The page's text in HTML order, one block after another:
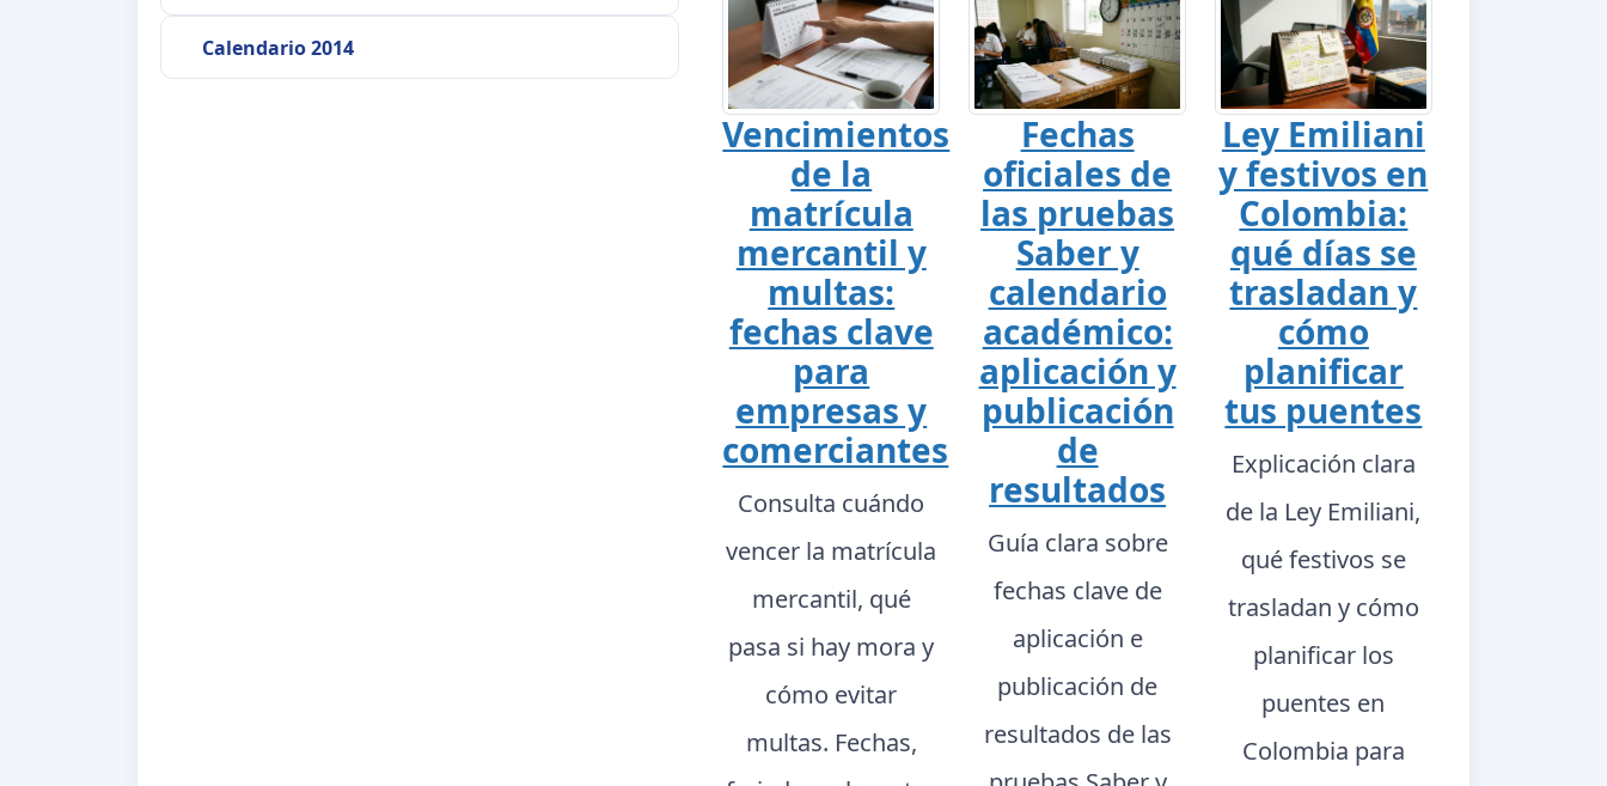
Calendario 2014
Vencimientos
de la
matrícula
mercantil y
multas:
fechas clave
para
empresas y
comerciantes
Consulta cuándo
vencer la matrícula
mercantil, qué
pasa si hay mora y
cómo evitar
multas. Fechas,
Fechas
oficiales de
las pruebas
Saber y
calendario
académico:
aplicación y
publicación
de
resultados
Guía clara sobre
fechas clave de
aplicación e
publicación de
resultados de las
Ley Emiliani
y festivos en
Colombia:
qué días se
trasladan y
cómo
planificar
tus puentes
Explicación clara
de la Ley Emiliani,
qué festivos se
trasladan y cómo
planificar los
puentes en
Colombia para